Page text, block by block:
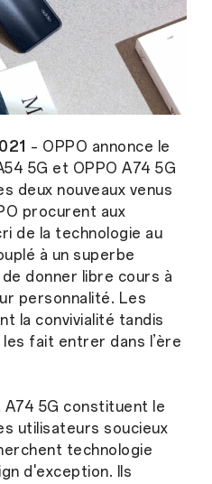
– OPPO annonce le
5G et OPPO A74 5G
deux nouveaux venus
procurent aux
de la technologie au
à un superbe
donner libre cours à
personnalité. Les
la convivialité tandis
fait entrer dans l’ère
A74 5G constituent le
utilisateurs soucieux
technologie
d'exception. Ils